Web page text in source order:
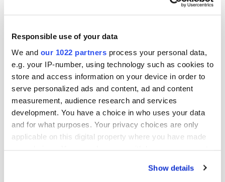
Responsible use of your data
We and our 1022 partners process your personal data,
e.g. your IP-number, using technology such as cookies to
store and access information on your device in order to
serve personalized ads and content, ad and content
measurement, audience research and services
development. You have a choice in who uses your data
and for what purposes. Your privacy choices are only
applicable on this digital property where you have made
Show details
(8): Volyymi: 17 600 Keskihinta: 2,7483 EUR
Oriola Oyj
Helena Kukkonen
talous- ja rahoitusjohtaja
Lisätietoja: